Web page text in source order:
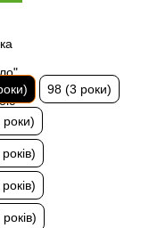
98 (3 роки)